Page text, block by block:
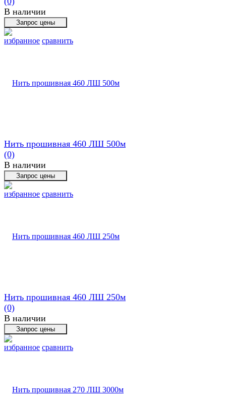
избранное сравнить
В наличии
избранное сравнить
Нить прошивная 460 ЛШ 500м
(0)
В наличии
избранное сравнить
Нить прошивная 460 ЛШ 250м
(0)
В наличии